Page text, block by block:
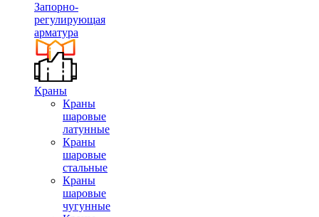
Запорно-
регулирующая
арматура
Краны
Краны
шаровые
латунные
Краны
шаровые
стальные
Краны
шаровые
чугунные